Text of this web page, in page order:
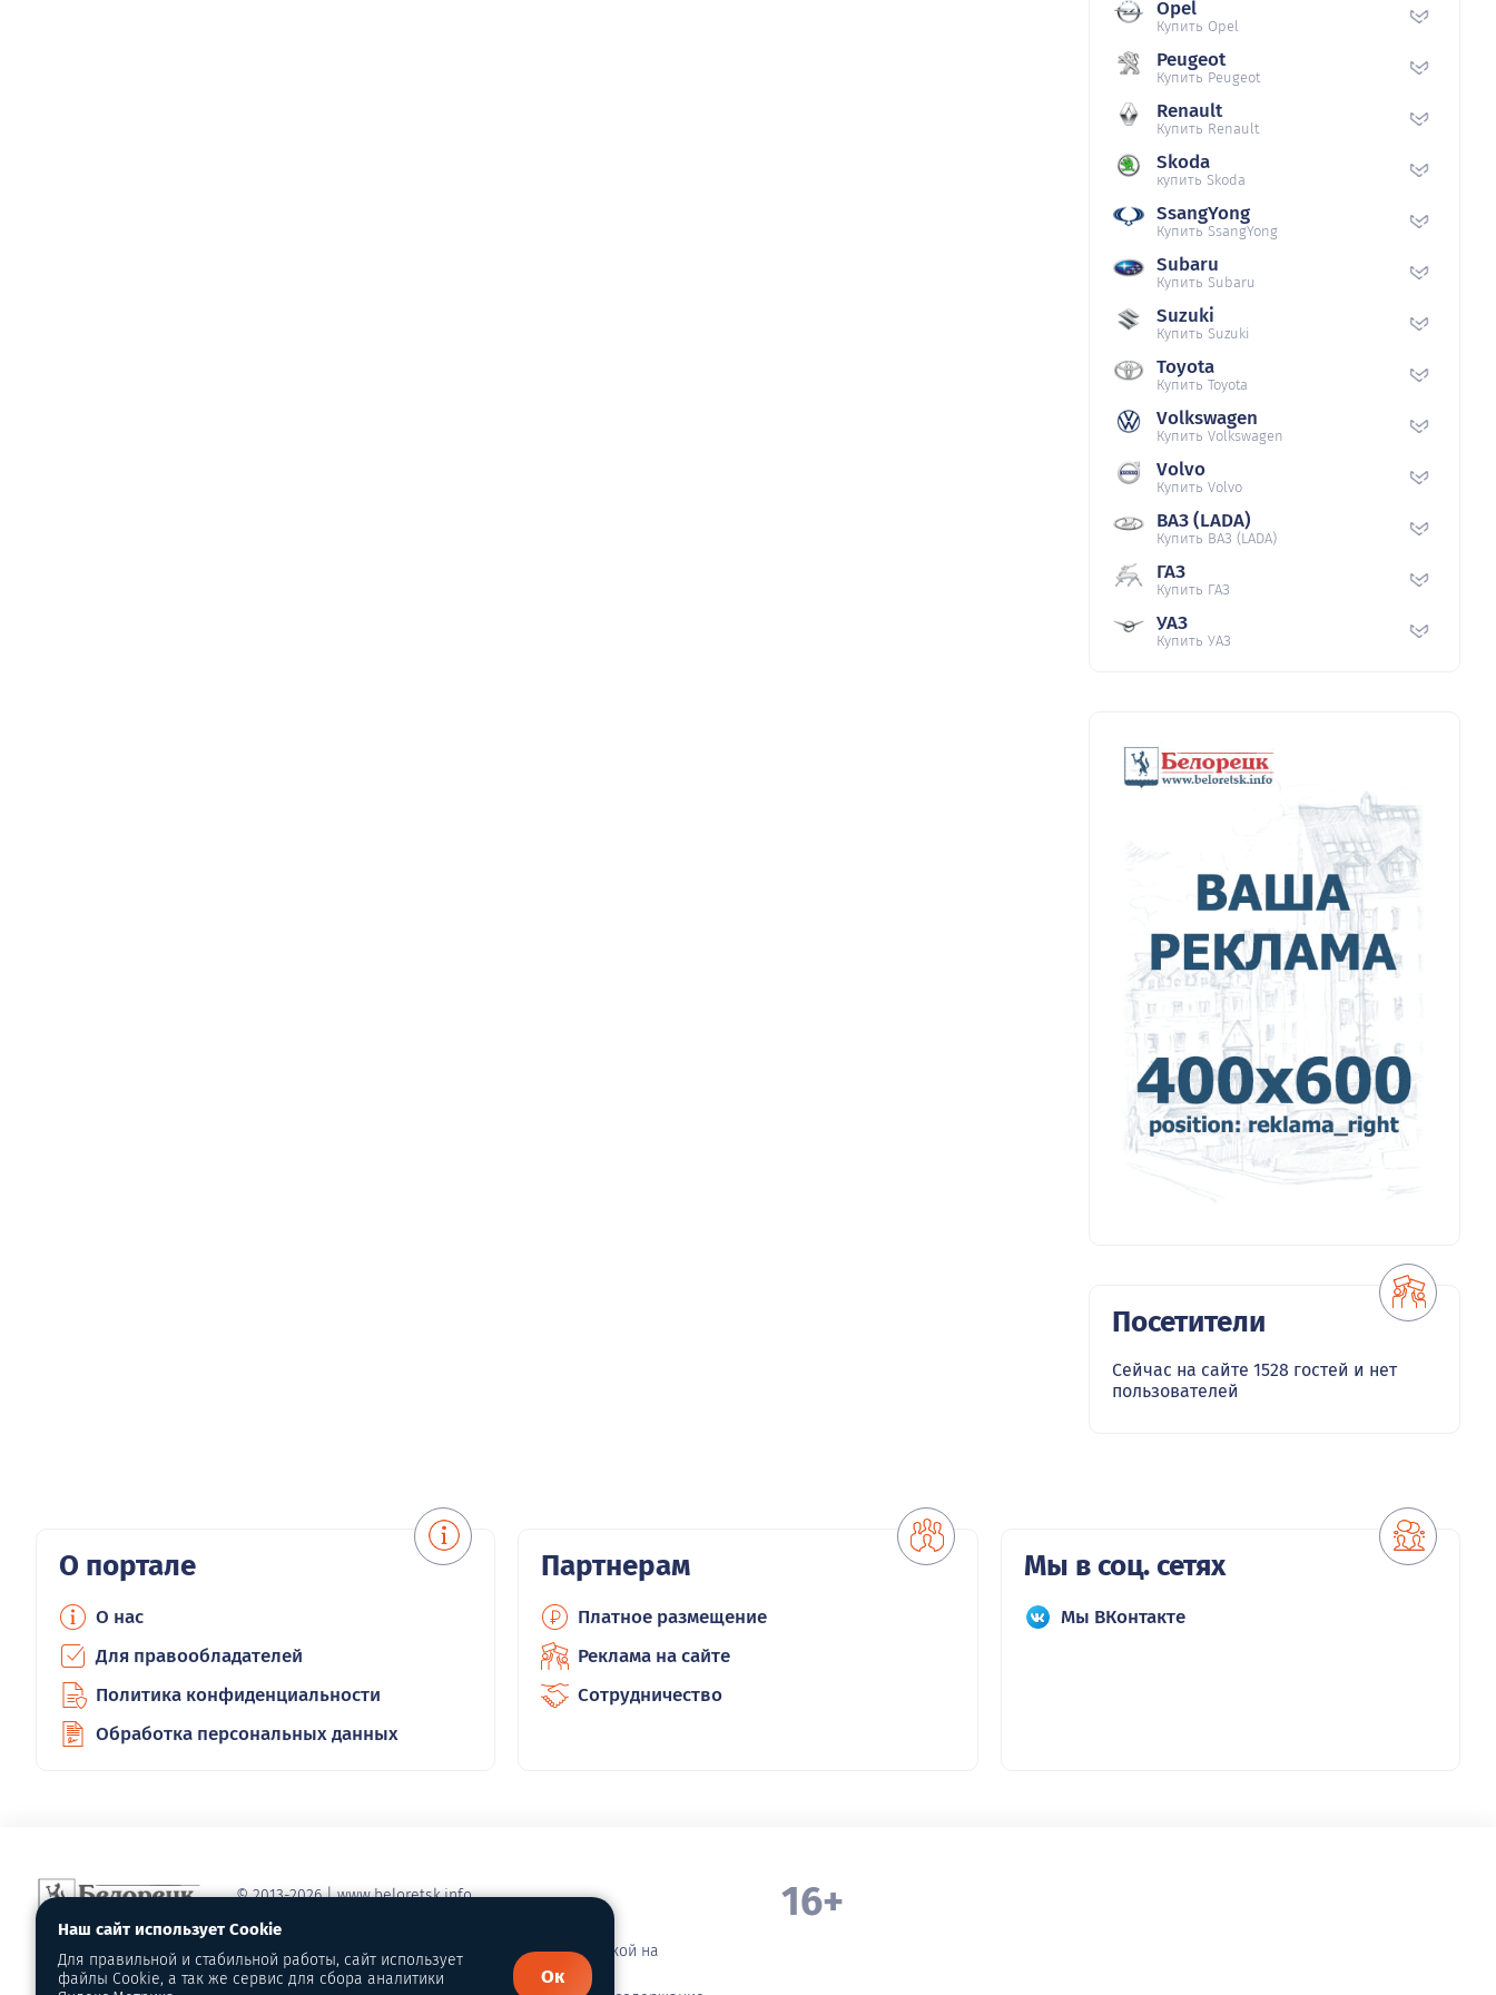
Opel
Купить Opel
Peugeot
Купить Peugeot
Renault
Купить Renault
Skoda
купить Skoda
SsangYong
Купить SsangYong
Subaru
Купить Subaru
Suzuki
Купить Suzuki
Toyota
Купить Toyota
Volkswagen
Купить Volkswagen
Volvo
Купить Volvo
ВАЗ (LADA)
Купить ВАЗ (LADA)
ГАЗ
Купить ГАЗ
УАЗ
Купить УАЗ
Посетители
Сейчас на сайте 1528 гостей и нет
пользователей
О портале
О нас
Для правообладателей
Политика конфиденциальности
Обработка персональных данных
Партнерам
Платное размещение
Реклама на сайте
Сотрудничество
Мы в соц. сетях
Мы ВКонтакте
© 2013-2026 | www.beloretsk.info
Справочно-информационный сайт г. Белорецка
Перепубликация материалов с обязательной ссылкой на
первоисточник - www.beloretsk.info
16+
Наш сайт использует Cookie
Для правильной и стабильной работы, сайт использует
файлы Cookie, а так же сервис для сбора аналитики
Ок